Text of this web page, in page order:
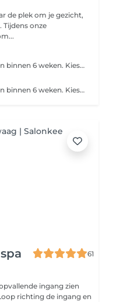
de plek om je gezicht,
Tijdens onze
Je kunt kiezen uit 1 of 3 behandelingen binnen 6 weken. Kies je voor de kuur van 3 behandelingen? Je boekt dan via Treatwell de eerste behandeling. De vervolgafspraken maak je in de salon. Door middel van de diamanten slijpkoppen wordt het bovenste laagje van je huid 'afgeschaafd', waardoor het celvernieuwingsproces wordt bevorderd. Deze peelingbehandeling is geschikt bij grove poriën, rimpels, pigmentvlekken en acne-littekens, ook wanneer deze er al langer zitten.
Je kunt kiezen uit 1 of 3 behandelingen binnen 6 weken. Kies je voor de kuur van 3 behandelingen? Inclusief ontsmetting en medisch serum. Let op: de aangegeven prijs is de prijs per zone. Bij microneedling worden er piepkleine kanaaltjes in de huid gemaakt door middel van naaldjes. Het zelfgenezend vermogen van de huid wordt aangewakkerd, waardoor er celvernieuwing plaatsvindt. Fijne lijntjes en rimpels vervagen hierdoor. Deze zones kunnen zeer goed worden behandeld: - Zone rondom de mond - Neus-lippenplooi - Fijne lijntjes bij het wanggebied
61
ingang zien